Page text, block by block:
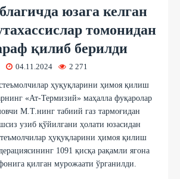
юзага келган
томонидан
қилиб берилди
04.11.2024 2 271
ҳуқуқларини ҳимоя қилиш
«Ат-Термизий» маҳалла фуқаролар
М.Т.нинг табиий газ тармоғидан
узиб қўйилгани ҳолати юзасидан
ҳуқуқларини ҳимоя қилиш
1091 қисқа рақамли ягона
қилган мурожаати ўрганилди.